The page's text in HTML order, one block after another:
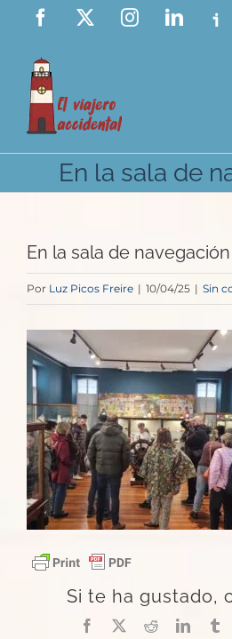
Saltar
contenido
Facebook Instagram
En la sala de
En la sala de navegación
Por Luz Picos Freire | 10/04/25 | Sin
Si te ha gustado,
Facebook
X Reddit